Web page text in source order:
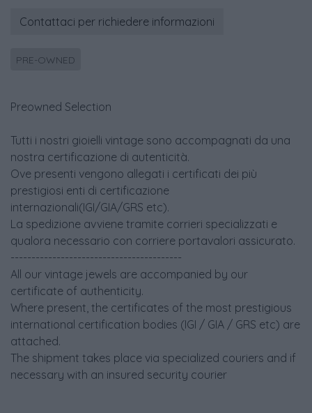
Contattaci per richiedere informazioni
PRE-OWNED
Preowned Selection
Tutti i nostri gioielli vintage sono accompagnati da una
nostra certificazione di autenticità.
Ove presenti vengono allegati i certificati dei più
prestigiosi enti di certificazione
internazionali(IGI/GIA/GRS etc).
La spedizione avviene tramite corrieri specializzati e
qualora necessario con corriere portavalori assicurato.
-----------------------------------------
All our vintage jewels are accompanied by our
certificate of authenticity.
Where present, the certificates of the most prestigious
international certification bodies (IGI / GIA / GRS etc) are
attached.
The shipment takes place via specialized couriers and if
necessary with an insured security courier